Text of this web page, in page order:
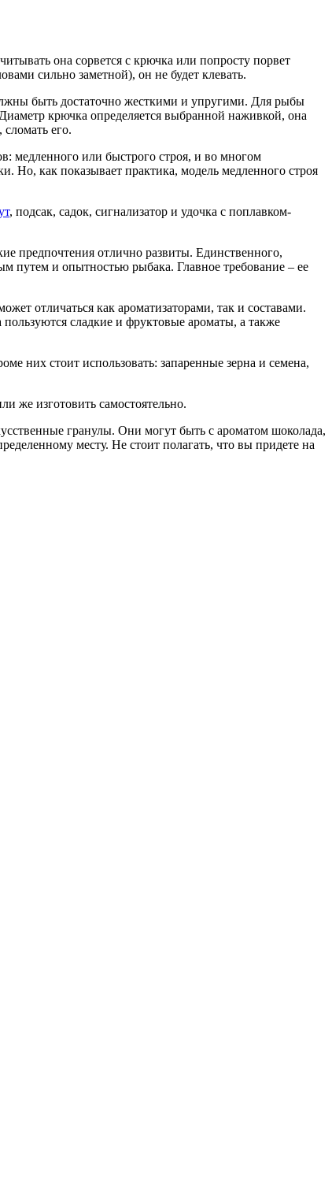
она сорвется с крючка или попросту порвет
сильно заметной), он не будет клевать.
быть достаточно жесткими и упругими. Для рыбы
крючка определяется выбранной наживкой, она
его.
медленного или быстрого строя, и во многом
Но, как показывает практика, модель медленного строя
, подсак, садок, сигнализатор и удочка с поплавком-
предпочтения отлично развиты. Единственного,
путем и опытностью рыбака. Главное требование – ее
отличаться как ароматизаторами, так и составами.
сладкие и фруктовые ароматы, а также
них стоит использовать: запаренные зерна и семена,
же изготовить самостоятельно.
гранулы. Они могут быть с ароматом шоколада,
месту. Не стоит полагать, что вы придете на